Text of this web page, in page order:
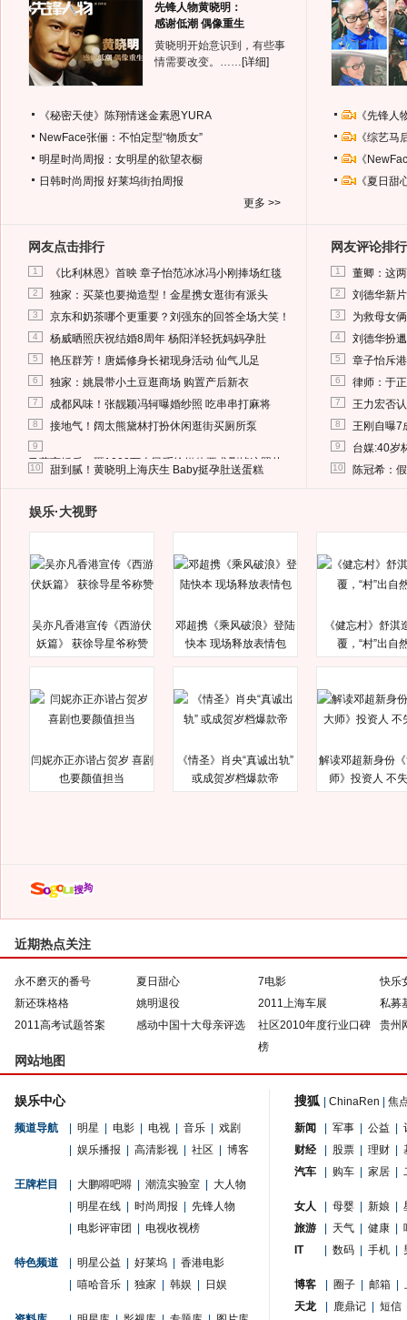
先锋人物黄晓明：
感谢低潮 偶像重生
黄晓明开始意识到，有些事
情需要改变。…… [详细]
《秘密天使》陈翔情迷金素恩YURA
NewFace张俪：不怕定型“物质女”
明星时尚周报：女明星的欲望衣橱
日韩时尚周报 好莱坞街拍周报
更多 >>
《先锋
《综艺
《
《夏日
网友点击排行
1 《比利林恩》首映 章子怡范冰冰冯小刚捧场红毯
2 独家：买菜也要拗造型！金星携女逛街有派头
3 京东和奶茶哪个更重要？刘强东的回答全场大笑！
4 杨威晒照庆祝结婚8周年 杨阳洋轻抚妈妈孕肚
5 艳压群芳！唐嫣修身长裙现身活动 仙气儿足
6 独家：姚晨带小土豆逛商场 购置产后新衣
7 成都风味！张靓颖冯轲曝婚纱照 吃串串打麻将
8 接地气！阔太熊黛林打扮休闲逛街买厕所泵
9
马蓉离婚后，砸1000万人民币给媒体要求删掉这照片
10 甜到腻！黄晓明上海庆生 Baby挺孕肚送蛋糕
网友评论排行
1 董卿：这
2 刘德华新
3 为救母女
4 刘德华扮
5 章子怡斥
6 律师：于
7 王力宏否
8 王刚自曝7
9 台媒:40岁
10 陈冠希：
娱乐·大视野
吴亦凡香港宣传《西游伏
妖篇》 获徐导星爷称赞
邓超携《乘风破浪》登陆
快本 现场释放表情包
《健忘村》舒淇
覆，“村”出自
闫妮亦正亦谐占贺岁 喜剧
也要颜值担当
《情圣》肖央“真诚出轨”
或成贺岁档爆款帝
解读邓超新身份
师》投资人 不
近期热点关注
永不磨灭的番号 夏日甜心 7电影
快乐
新还珠格格
姚明退役 2011上海车展
私募
2011高考试题答案
感动中国十大母亲评选
社区2010年度行业口碑
榜
贵州
网站地图
娱乐中心
频道导航 明星 电影 电视 音乐
戏剧
娱乐播报 高清影视 社区 博客
王牌栏目 大鹏嘚吧嘚 潮流实验室
大人物
明星在线 时尚周报
先锋人物
电影评审团 电视收视榜
特色频道 明星公益 好莱坞
香港电影
嘻哈音乐 独家 韩娱 日娱
搜狐 ChinaRen 焦
新闻 军事 公益
财经
股票 理财
汽车
购车 家居
女人 母婴 新娘
旅游
天气 健康
IT
数码 手机
博客 圈子 邮箱
天龙
鹿鼎记
短信